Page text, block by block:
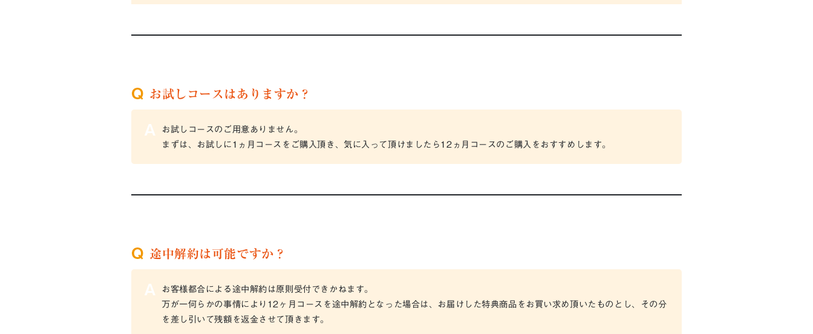
お試しコースはありますか？
お試しコースのご用意ありません。
まずは、お試しに1ヵ月コースをご購入頂き、気に入って頂けましたら12ヵ月コースのご購入をおすすめします。
途中解約は可能ですか？
お客様都合による途中解約は原則受付できかねます。
万が一何らかの事情により12ヶ月コースを途中解約となった場合は、お届けした特典商品をお買い求め頂いたものとし、その分
を差し引いて残額を返金させて頂きます。